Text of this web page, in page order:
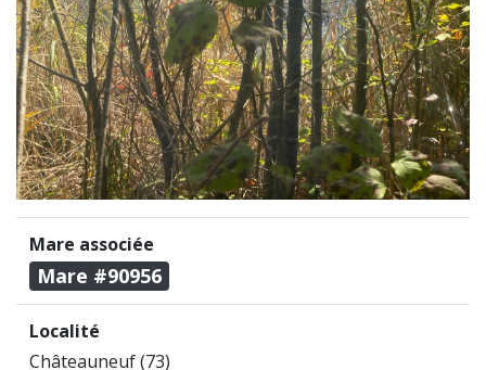
Mare associée
Mare #90956
Localité
Châteauneuf (73)